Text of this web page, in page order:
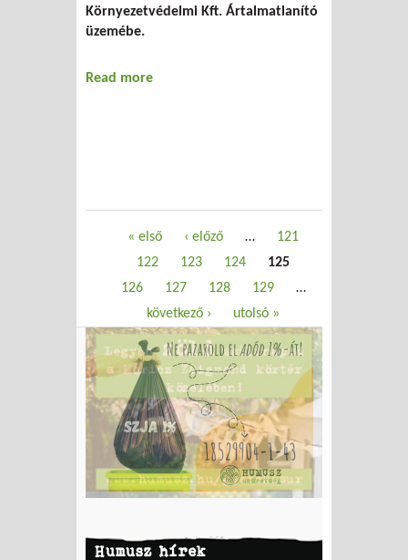
Környezetvédelmi Kft. Ártalmatlanító
üzemébe.
Read more
Oldalak« első ‹ előző …
121
122
123 124
125
126
127 128 129
…
következő ›
utolsó »
Humusz hírek